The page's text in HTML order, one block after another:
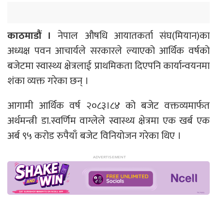
काठमाडौं । नेपाल औषधि आयातकर्ता संघ(मियान)का
अध्यक्ष पवन आचार्यले सरकारले ल्याएको आर्थिक वर्षको
बजेटमा स्वास्थ्य क्षेत्रलाई प्राथमिकता दिएपनि कार्यान्वयनमा
शंका व्यक्त गरेका छन् ।
आगामी आर्थिक वर्ष २०८३।८४ को बजेट वक्तव्यमार्फत
अर्थमन्त्री डा.स्वर्णिम वाग्लेले स्वास्थ्य क्षेत्रमा एक खर्ब एक
अर्ब ९५ करोड रुपैयाँ बजेट विनियोजन गरेका थिए ।